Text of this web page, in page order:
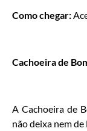
Como chegar:
Cachoeira de
A Cachoeira de
não deixa nem